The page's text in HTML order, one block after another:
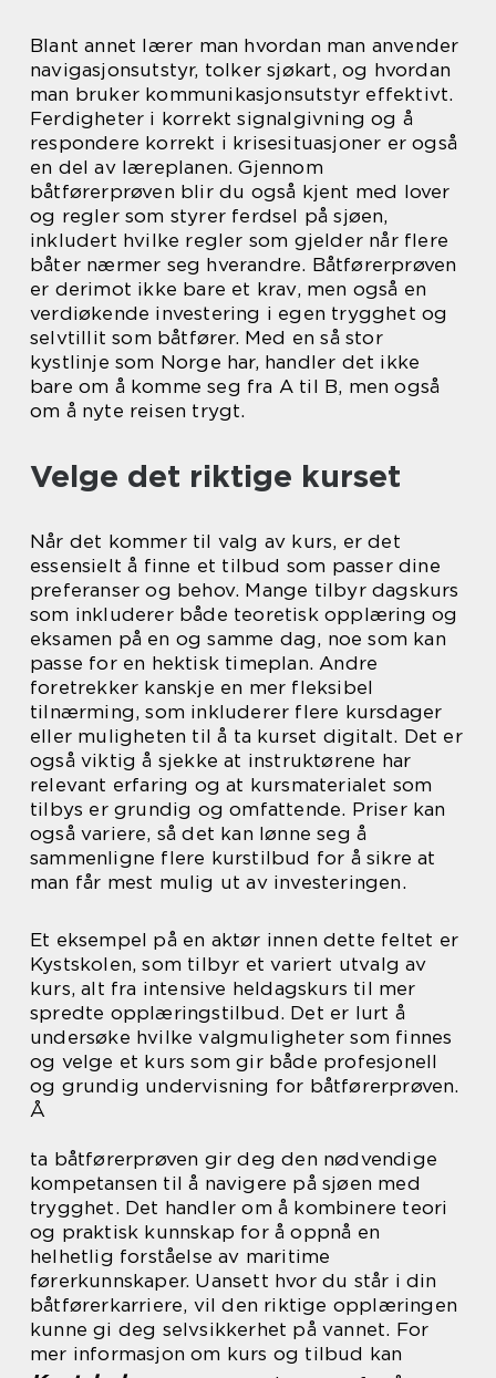
Blant annet lærer man hvordan man anvender
navigasjonsutstyr, tolker sjøkart, og hvordan
man bruker kommunikasjonsutstyr effektivt.
Ferdigheter i korrekt signalgivning og å
respondere korrekt i krisesituasjoner er også
en del av læreplanen. Gjennom
båtførerprøven blir du også kjent med lover
og regler som styrer ferdsel på sjøen,
inkludert hvilke regler som gjelder når flere
båter nærmer seg hverandre. Båtførerprøven
er derimot ikke bare et krav, men også en
verdiøkende investering i egen trygghet og
selvtillit som båtfører. Med en så stor
kystlinje som Norge har, handler det ikke
bare om å komme seg fra A til B, men også
om å nyte reisen trygt.
Velge det riktige kurset
Når det kommer til valg av kurs, er det
essensielt å finne et tilbud som passer dine
preferanser og behov. Mange tilbyr dagskurs
som inkluderer både teoretisk opplæring og
eksamen på en og samme dag, noe som kan
passe for en hektisk timeplan. Andre
foretrekker kanskje en mer fleksibel
tilnærming, som inkluderer flere kursdager
eller muligheten til å ta kurset digitalt. Det er
også viktig å sjekke at instruktørene har
relevant erfaring og at kursmaterialet som
tilbys er grundig og omfattende. Priser kan
også variere, så det kan lønne seg å
sammenligne flere kurstilbud for å sikre at
man får mest mulig ut av investeringen.
Et eksempel på en aktør innen dette feltet er
Kystskolen, som tilbyr et variert utvalg av
kurs, alt fra intensive heldagskurs til mer
spredte opplæringstilbud. Det er lurt å
undersøke hvilke valgmuligheter som finnes
og velge et kurs som gir både profesjonell
og grundig undervisning for båtførerprøven.
Å
ta båtførerprøven gir deg den nødvendige
kompetansen til å navigere på sjøen med
trygghet. Det handler om å kombinere teori
og praktisk kunnskap for å oppnå en
helhetlig forståelse av maritime
førerkunnskaper. Uansett hvor du står i din
båtførerkarriere, vil den riktige opplæringen
kunne gi deg selvsikkerhet på vannet. For
mer informasjon om kurs og tilbud kan